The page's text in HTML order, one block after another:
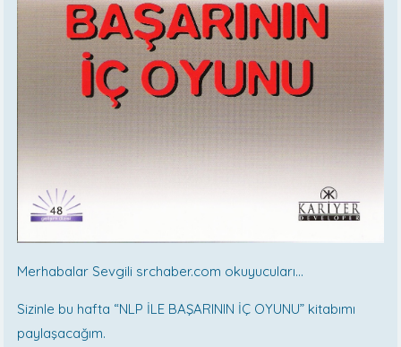
Merhabalar Sevgili srchaber.com okuyucuları…
Sizinle bu hafta “NLP İLE BAŞARININ İÇ OYUNU” kitabımı
paylaşacağım.